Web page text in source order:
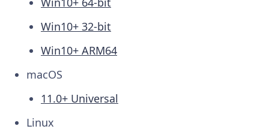
Win10+ 32-bit
Win10+ ARM64
macOS
11.0+ Universal
Linux